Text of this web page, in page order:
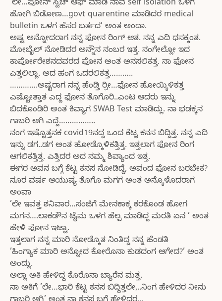
’ಲೇ…ಫೋನ್ ಸ್ವಿಚ್ ಆಫ್ ಮಾಡಿ ನಾವ self isolation ಒಳಗ
ಹೋಗಿ ಬಿಡೋಣ…govt quarentine ಮಾಡಿದರ medical
bulletin ಒಳಗ ಹೆಸರ ಬರ್ತದ’ ಅಂತ ಅಂದಾ.
ಅಷ್ಟ ಅನ್ನೋದರಾಗ ನನ್ನ ಫೋನ ರಿಂಗ್ ಆತ. ನನ್ನ ಎದಿ ಧಸಕ್ಕಂತ.
ಮೋಬೈಲ್ ನೋಡಿದರ ಅನ್ನೌನ ನಂಬರ ಇತ್ತ. ನಂಗೇಲ್ಲೋ ಇದ
ಕಾರ್ಪೋರೇಶನದವರದ ಫೋನ ಅಂತ ಅನಸಲಿಕತ್ತ. ನಾ ಫೋನ
ಎತ್ತಲಿಲ್ಲಾ. ಅದ ಹಂಗ ಒದರಲಿಕತ್ತ………..
………….ಅಷ್ಟರಾಗ ನನ್ನ ಹೆಂಡ್ತಿ ರ್ರೀ…ಫೋನ ಹೋಯ್ಕಿಳಿಕತ್ತ
ಎಷ್ಟೋತ್ತಾತ ಎದ್ದ ಫೋನ ತೊಗೊರಿ..ಎಂಟ ಆದರು ಇನ್ನು
ಬಿದಕೊಂಡಿರಿ ಅಂತ ಕಿವ್ಯಾಗ SWAB Test ಮಾಡಿದ್ಲು. ನಾ ಭಡಕ್ಕನ
ಗಾಬರಿ ಆಗಿ ಎದ್ದೆ……………..
ನಂಗ ಇಷ್ಟೊತ್ತನಕ covid19ನದ್ದ ಒಂದ ಕೆಟ್ಟ ಕನಸ ಬಿದ್ದಿತ್ತ. ನನ್ನ ಎದಿ
ಇನ್ನು ಡಗ..ಡಗ ಅಂತ ಹೋಡ್ಕೊಳಿಕತ್ತಿತ್ತ. ಇತ್ತಲಾಗ ಫೋನ ರಿಂಗ
ಆಗಲಿಕತ್ತಿತ್ತ. ಎತ್ತಿದರ ಅದ ನಮ್ಮ ಶಿವ್ಯಾಂದ ಇತ್ತ.
ಈಗರ ಅವನ ಬಗ್ಗೆ ಕೆಟ್ಟ ಕನಸ ನೋಡಿದ್ದೆ, ಅವಂದ ಫೋನ ಬರಬೇಕ?
ನೂರ ವರ್ಷ ಆಯುಷ್ಯ ತೊಗೊ ಮಗಗ ಅಂತ ಅನ್ಕೊಳೊದರಾಗ
ಅಂವಾ
’ಲೇ ಇವತ್ತ ಶನಿವಾರ…ಸಂಜಿಗೆ ಮೇನಕಾಕ್ಕ ಕರಕೊಂಡ ಹೋಗ
ಮಗನ….ಲಾಕಡೌನ ಟೈಮ ಒಳಗ ಹೆಲ್ಪ ಮಾಡಿದ್ದ ಮರತಿ ಏನ ’ ಅಂತ
ಹೇಳಿ ಫೋನ ಇಟ್ಟಾ.
ಇತ್ತಲಾಗ ನನ್ನ ಮಾರಿ ನೋಡ್ಕೊತ ನಿಂತಿದ್ದ ನನ್ನ ಹೆಂಡತಿ
’ಹಿಂಗ್ಯಾಕ ಮಾರಿ ಅನ್ನೋದ ಕೋರೊನಾ ಕುಡದಂಗ ಆಗೇದ?’ ಅಂತ
ಅಂದ್ಲು.
ಅಲ್ಲಾ ಅಕಿ ಹೇಳಿದ್ದ ಕೊರೊನಾ ಬ್ಯಾರೆನ ಮತ್ತ.
ನಾ ಅಕಿಗೆ ’ಲೇ…ಭಾರಿ ಕೆಟ್ಟ ಕನಸ ಬಿದ್ದಿತ್ತಲೇ,..ನಿಂಗ ಹೇಳಿದರ ನೀನು